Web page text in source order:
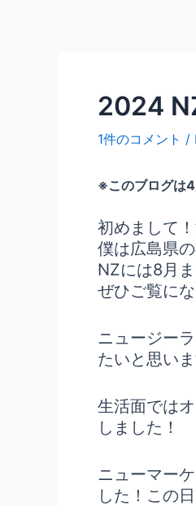
2024
1件のコメント /
※このブログは4
初めまして
僕は広島県
NZには8月
ぜひご覧に
ニュージー
たいと思いま
生活面では
しました！
ニューマー
した！この